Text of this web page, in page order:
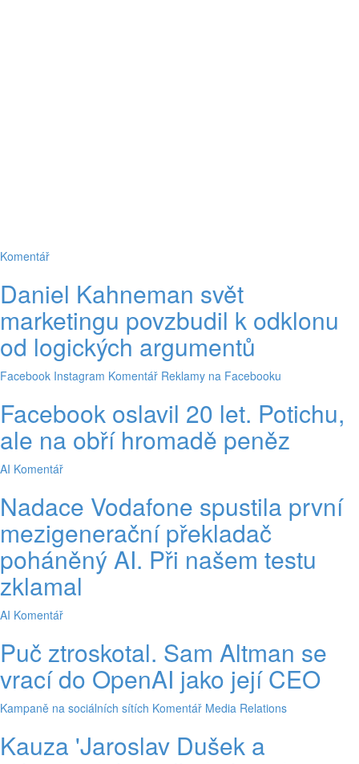
Komentář
Daniel Kahneman svět
marketingu povzbudil k odklonu
od logických argumentů
Facebook Instagram Komentář Reklamy na Facebooku
Facebook oslavil 20 let. Potichu,
ale na obří hromadě peněz
AI Komentář
Nadace Vodafone spustila první
mezigenerační překladač
poháněný AI. Při našem testu
zklamal
AI Komentář
Puč ztroskotal. Sam Altman se
vrací do OpenAI jako její CEO
Kampaně na sociálních sítích Komentář Media Relations
Kauza 'Jaroslav Dušek a